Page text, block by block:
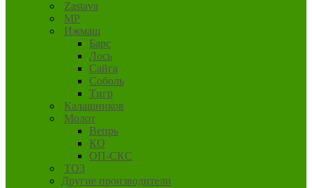
Zastava
MP
Ижмаш
Барс
Лось
Сайга
Соболь
Тигр
Калашников
Молот
Вепрь
КО
ОП-СКС
ТОЗ
Другие производители